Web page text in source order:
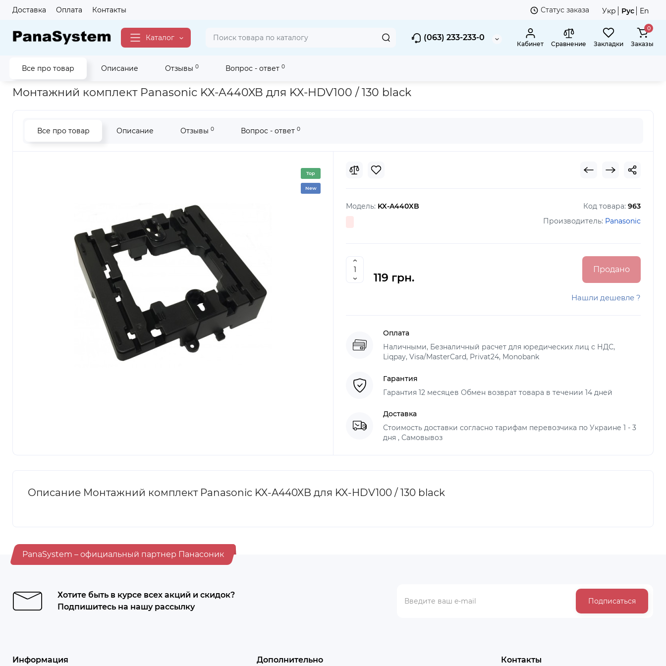
Доставка Оплата Контакты Статус заказа Укр Рус En
Каталог (063) 233-233-0
Кабинет Сравнение Закладки
0
Заказы
Все про товар Описание Отзывы 0 Вопрос - ответ 0
Главная Для Бизнеса АТС Монтажний комплект Panasonic KX-A440XB для KX-HDV100 / 130 black
Монтажний комплект Panasonic KX-A440XB для KX-HDV100 / 130 black
Все про товар Описание Отзывы 0 Вопрос - ответ 0
Top
New
Модель: KX-A440XB Код товара: 963
Производитель: Panasonic
119 грн.
Продано
Нашли дешевле ?
Оплата
Наличными, Безналичный расчет для юредических лиц с НДС,
Liqpay, Visa/MasterCard, Privat24, Monobank
Гарантия
Гарантия 12 месяцев Обмен возврат товара в течении 14 дней
Доставка
Стоимость доставки согласно тарифам перевозчика по Украине 1 - 3
дня , Самовывоз
Описание Монтажний комплект Panasonic KX-A440XB для KX-HDV100 / 130 black
PanaSystem – официальный партнер Панасоник
Хотите быть в курсе всех акций и скидок?
Подпишитесь на нашу рассылку
Подписаться
Информация Дополнительно Контакты